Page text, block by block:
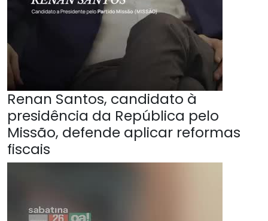
Renan Santos, candidato à
presidência da República pelo
Missão, defende aplicar reformas
fiscais